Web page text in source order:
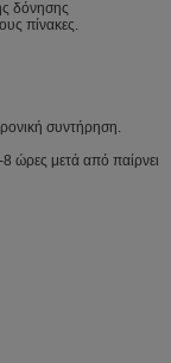
δόνησης
πίνακες.
συντήρηση.
ώρες μετά από παίρνει